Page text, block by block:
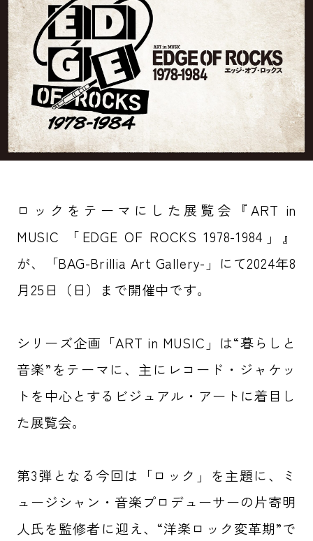
ロックをテーマにした展覧会『ART in
MUSIC 「EDGE OF ROCKS 1978-1984」』
が、「BAG-Brillia Art Gallery-」にて2024年8
月25日（日）まで開催中です。
シリーズ企画「ART in MUSIC」は“暮らしと
音楽”をテーマに、主にレコード・ジャケッ
トを中心とするビジュアル・アートに着目し
た展覧会。
第3弾となる今回は「ロック」を主題に、ミ
ュージシャン・音楽プロデューサーの片寄明
人氏を監修者に迎え、“洋楽ロック変革期”で